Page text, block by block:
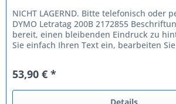
NICHT LAGERND. Bitte telefonisch oder
DYMO Letratag 200B 2172855
bereit, einen bleibenden Eindruck zu
Sie einfach Ihren Text ein, bearbeiten
53,90 € *